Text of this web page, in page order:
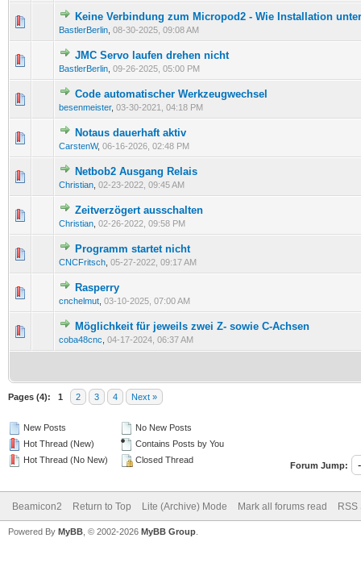
Keine Verbindung zum Micropod2 - Wie Installation
BastlerBerlin 08-30-2025, 09:08 AM
JMC Servo laufen drehen nicht
BastlerBerlin 09-26-2025, 05:00 PM
Code automatischer Werkzeugwechsel
besenmeister, 03-30-2021, 04:18 PM
Notaus dauerhaft aktiv
CarstenW, 06-16-2026, 02:48 PM
Netbob2 Ausgang Relais
Christian 02-23-2022, 09:45 AM
Zeitverzögert ausschalten
Christian 02-26-2022, 09:58 PM
Programm startet nicht
CNCFritsch 05-27-2022, 09:17 AM
Rasperry
cnchelmut 03-10-2025, 07:00 AM
Möglichkeit für jeweils zwei Z- sowie C-Achsen
coba48cnc 04-17-2024, 06:37 AM
Pages (4): 1 2 3 4 Next »
New Posts
Hot Thread (New)
Hot Thread (No New)
No New Posts
Contains Posts by You
Closed Thread
Forum Jump:
Beamicon2 Return to Top Lite (Archive) Mode Mark all forums read
Powered By MyBB , © 2002-2026 MyBB Group